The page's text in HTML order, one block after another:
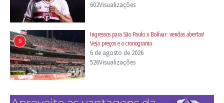
602Visualizações
5
Ingressos para São Paulo x Bolívar: vendas abertas!
Veja preços e o cronograma
6 de agosto de 2026
526Visualizações